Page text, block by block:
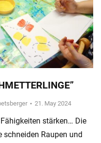
21. May 2024
stärken… Die
schneiden Raupen und